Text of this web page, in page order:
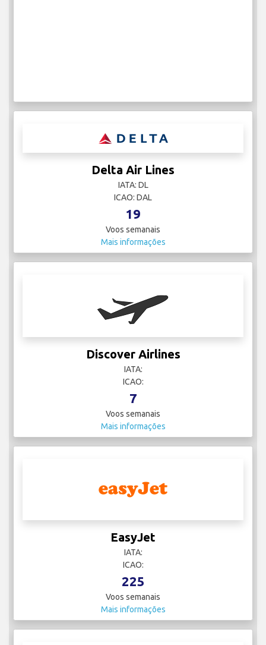
Delta Air Lines
IATA: DL
ICAO: DAL
19
Voos semanais
Mais informações
Discover Airlines
IATA:
ICAO:
7
Voos semanais
Mais informações
EasyJet
IATA:
ICAO:
225
Voos semanais
Mais informações